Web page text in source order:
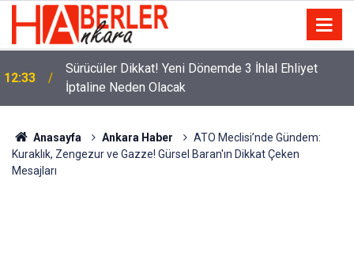
12:33
Sürücüler Dikkat! Yeni Dönemde 3 İhlal Ehliyet
İptaline Neden Olacak
Anasayfa Ankara Haber
ATO Meclisi’nde Gündem:
Kuraklık, Zengezur ve Gazze! Gürsel Baran'ın Dikkat Çeken
Mesajları